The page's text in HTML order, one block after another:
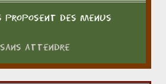
proposent des menus
attendre